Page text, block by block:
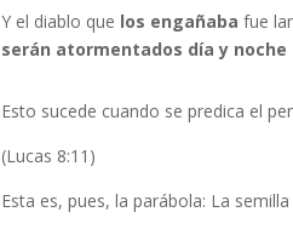
Y el diablo que los engañaba fue
serán atormentados día y
Esto sucede cuando se predica el
(Lucas 8:11)
Esta es, pues, la parábola: La